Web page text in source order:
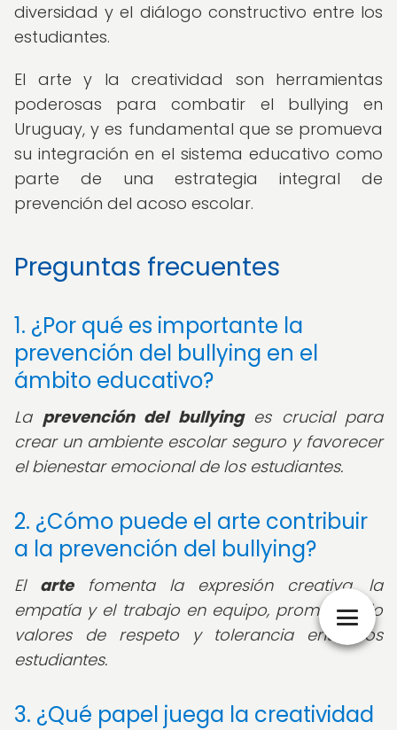
diversidad y el diálogo constructivo entre los
estudiantes.
El arte y la creatividad son herramientas
poderosas para combatir el bullying en
Uruguay, y es fundamental que se promueva
su integración en el sistema educativo como
parte de una estrategia integral de
prevención del acoso escolar.
Preguntas frecuentes
1. ¿Por qué es importante la
prevención del bullying en el
ámbito educativo?
La prevención del bullyinges crucial para
crear un ambiente escolar seguro y favorecer
el bienestar emocional de los estudiantes.
2. ¿Cómo puede el arte contribuir
a la prevención del bullying?
El artefomenta la expresión creativa, la
empatía y el trabajo en equipo, promoviendo
valores de respeto y tolerancia entre los
estudiantes.
3. ¿Qué papel juega la creatividad